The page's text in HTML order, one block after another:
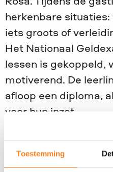
Toestemming
herkenbare
iets groots of
Het Nationaal
lessen is gekoppeld,
motiverend. De
afloop een diploma,
voor hun inzet.
Als je 10 jaar
vroeg hoe ze geld